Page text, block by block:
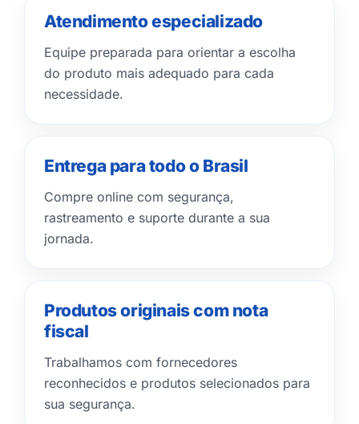
Atendimento especializado
Equipe preparada para orientar a escolha
do produto mais adequado para cada
necessidade.
Entrega para todo o Brasil
Compre online com segurança,
rastreamento e suporte durante a sua
jornada.
Produtos originais com nota
fiscal
Trabalhamos com fornecedores
reconhecidos e produtos selecionados para
sua segurança.